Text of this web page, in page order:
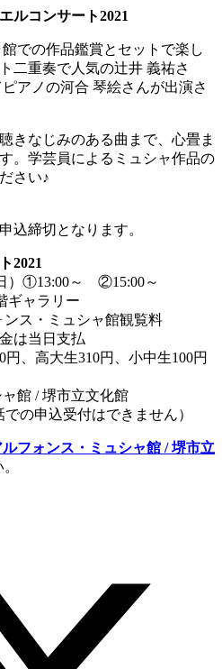
ルコンサート2021
での作品鑑賞とセットで楽し
二重奏で人気の辻井 義祐さ
アノの河合 琴絵さんが出演さ
きなじみのある曲まで、心畳ま
。学芸員によるミュシャ作品の
さい♪
込締切となります。
2021
）①13:00～ ②15:00～
ャラリー
ス・ミュシャ館観覧料
当日支払
大生310円、小中生100円
館 / 堺市立文化館
の申込受付はできません）
フォンス・ミュシャ館 / 堺市立